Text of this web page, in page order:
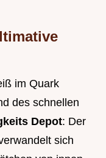
im Quark
des schnellen
Depot: Der
sich